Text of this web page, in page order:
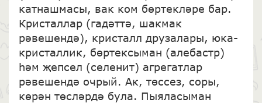
катнашмасы, вак ком бөртекләре бар.
Кристаллар (гадәттә, шакмак
рәвешендә), кристалл друзалары, юка-
кристаллик, бөртексыман (алебастр)
һәм җепсел (селенит) агрегатлар
рәвешендә очрый. Ак, төссез, соры,
көрән төсләрдә була. Пыяласыман